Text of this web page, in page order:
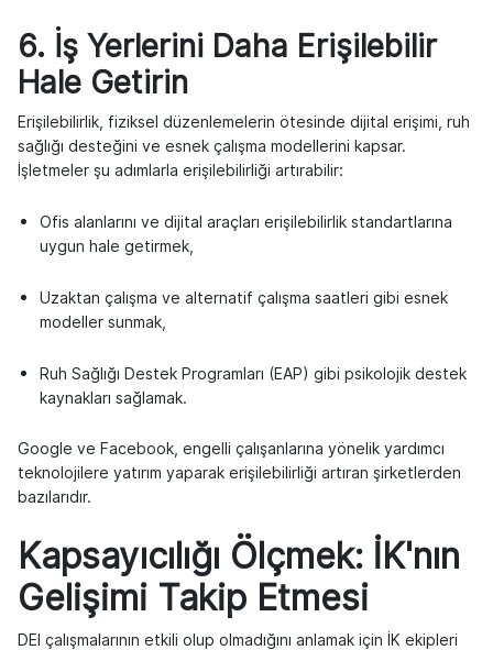
6. İş Yerlerini Daha Erişilebilir
Hale Getirin
Erişilebilirlik, fiziksel düzenlemelerin ötesinde dijital erişimi, ruh
sağlığı desteğini ve esnek çalışma modellerini kapsar.
İşletmeler şu adımlarla erişilebilirliği artırabilir:
Ofis alanlarını ve dijital araçları erişilebilirlik standartlarına
uygun hale getirmek,
Uzaktan çalışma ve alternatif çalışma saatleri gibi esnek
modeller sunmak,
Ruh Sağlığı Destek Programları (EAP) gibi psikolojik destek
kaynakları sağlamak.
Google ve Facebook, engelli çalışanlarına yönelik yardımcı
teknolojilere yatırım yaparak erişilebilirliği artıran şirketlerden
bazılarıdır.
Kapsayıcılığı Ölçmek: İK'nın
Gelişimi Takip Etmesi
DEI çalışmalarının etkili olup olmadığını anlamak için İK ekipleri